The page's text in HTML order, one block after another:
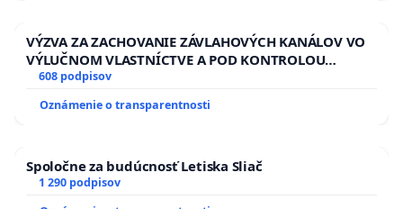
VÝZVA ZA ZACHOVANIE ZÁVLAHOVÝCH KANÁLOV VO
VÝLUČNOM VLASTNÍCTVE A POD KONTROLOU
SLOVENSKEJ REPUBLIKY & žiadosť na riešenie
zanedbaného stavu závlahových a odvodňovacích
kanálov na Slovensku
608 podpisov
Oznámenie o transparentnosti
Spoločne za budúcnosť Letiska Sliač
1 290 podpisov